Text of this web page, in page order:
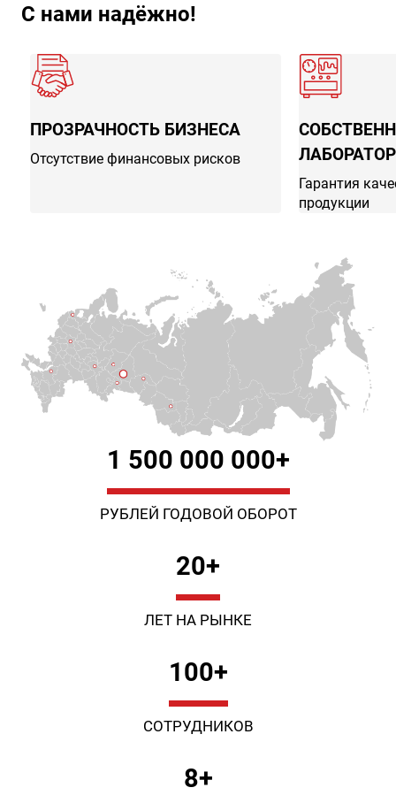
С нами надёжно!
ПРОЗРАЧНОСТЬ БИЗНЕСА
Отсутствие финансовых рисков
Гарантия
продукции
1 500 000 000+
РУБЛЕЙ ГОДОВОЙ ОБОРОТ
20+
ЛЕТ НА РЫНКЕ
100+
СОТРУДНИКОВ
8+